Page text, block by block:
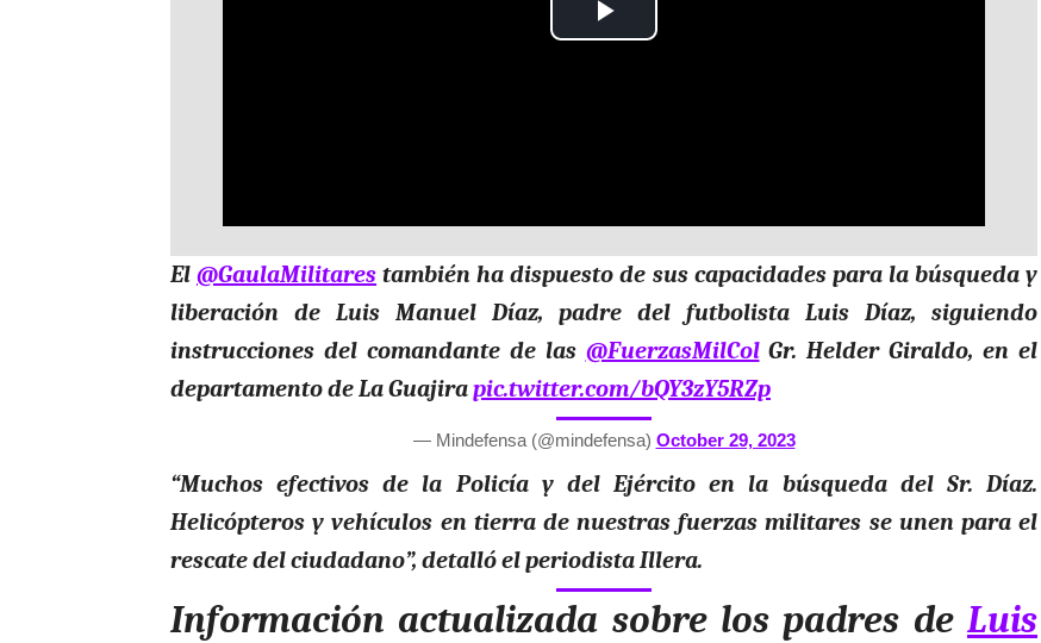
Play
El@GaulaMilitares también ha dispuesto de sus capacidades para la búsqueda y
liberación de Luis Manuel Díaz, padre del futbolista Luis Díaz, siguiendo
instrucciones del comandante de las @FuerzasMilColGr. Helder Giraldo, en el
departamento de La Guajirapic.twitter.com/bQY3zY5RZp
— Mindefensa (@mindefensa) October 29, 2023
“Muchos efectivos de la Policía y del Ejército en la búsqueda del Sr. Díaz.
Helicópteros y vehículos en tierra de nuestras fuerzas militares se unen para el
rescate del ciudadano”, detalló el periodista Illera.
Información actualizada sobre los padres deLuis